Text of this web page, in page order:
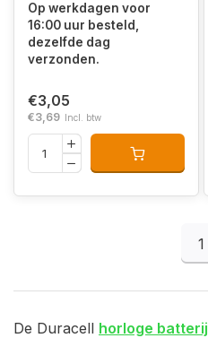
Op werkdagen voor
16:00 uur besteld,
dezelfde dag
verzonden.
€3,05
€3,69 Incl. btw
1
De Duracell horloge batterij